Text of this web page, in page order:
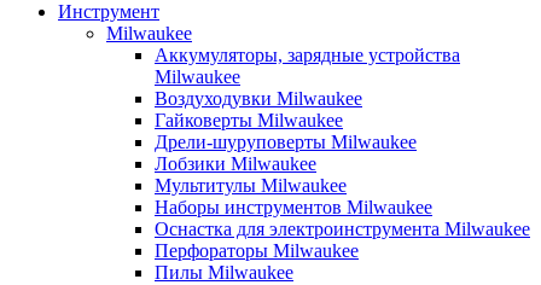
Инструмент
Milwaukee
Аккумуляторы, зарядные устройства
Milwaukee
Воздуходувки Milwaukee
Гайковерты Milwaukee
Дрели-шуруповерты Milwaukee
Лобзики Milwaukee
Мультитулы Milwaukee
Наборы инструментов Milwaukee
Оснастка для электроинструмента Milwaukee
Перфораторы Milwaukee
Пилы Milwaukee